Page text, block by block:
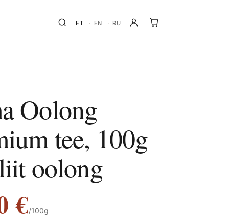
ET EN RU
Oolong
tee, 100g
oolong
€/100g